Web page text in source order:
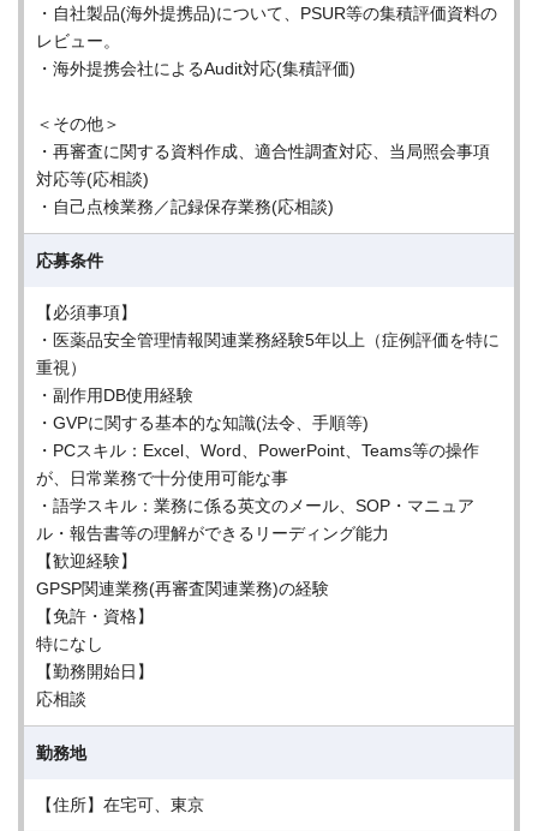
・自社製品(海外提携品)について、PSUR等の集積評価資料の
レビュー。
・海外提携会社によるAudit対応(集積評価)
＜その他＞
・再審査に関する資料作成、適合性調査対応、当局照会事項
対応等(応相談)
・自己点検業務／記録保存業務(応相談)
応募条件
【必須事項】
・医薬品安全管理情報関連業務経験5年以上（症例評価を特に
重視）
・副作用DB使用経験
・GVPに関する基本的な知識(法令、手順等)
・PCスキル：Excel、Word、PowerPoint、Teams等の操作
が、日常業務で十分使用可能な事
・語学スキル：業務に係る英文のメール、SOP・マニュア
ル・報告書等の理解ができるリーディング能力
【歓迎経験】
GPSP関連業務(再審査関連業務)の経験
【免許・資格】
特になし
【勤務開始日】
応相談
勤務地
【住所】在宅可、東京